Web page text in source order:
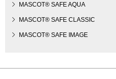
MASCOT® SAFE AQUA
MASCOT® SAFE CLASSIC
MASCOT® SAFE IMAGE